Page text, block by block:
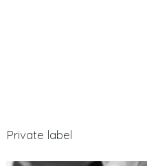
Private label